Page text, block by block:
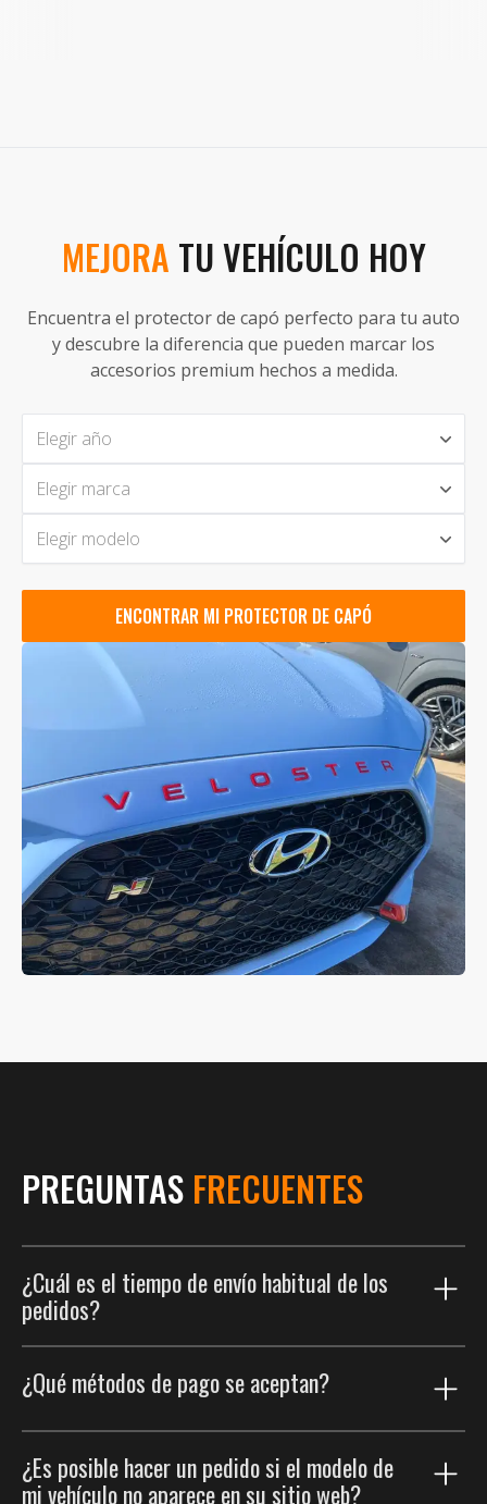
MEJORA TU VEHÍCULO HOY
Encuentra el protector de capó perfecto para tu auto
y descubre la diferencia que pueden marcar los
accesorios premium hechos a medida.
Elegir año
Elegir marca
Elegir modelo
ENCONTRAR MI PROTECTOR DE CAPÓ
PREGUNTAS FRECUENTES
¿Cuál es el tiempo de envío habitual de los
pedidos?
entregarte tu pedido lo más rápido posible. Los
que toma de 5 a 7 días hábiles para asegurar que tu
pedido se fabrique especialmente para ti.
¿Qué métodos de pago se aceptan?
cómoda posible. Puedes usar las principales tarjetas
¿Es posible hacer un pedido si el modelo de
mi vehículo no aparece en su sitio web?